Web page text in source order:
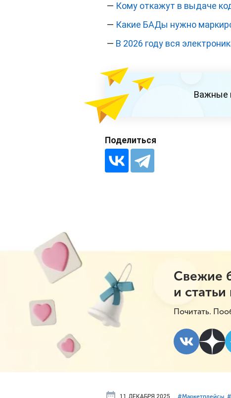
— Кому откажут в выдаче
— Какие БАДы нужно
— В 2026 году вся
Важные
Поделиться
Свежие
и
Почитать.
11 ДЕКАБРЯ 2025 #⁣Маркетплейсы